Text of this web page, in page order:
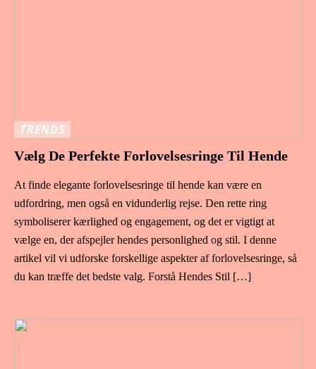
TRENDS
Vælg De Perfekte Forlovelsesringe Til Hende
At finde elegante forlovelsesringe til hende kan være en
udfordring, men også en vidunderlig rejse. Den rette ring
symboliserer kærlighed og engagement, og det er vigtigt at
vælge en, der afspejler hendes personlighed og stil. I denne
artikel vil vi udforske forskellige aspekter af forlovelsesringe, så
du kan træffe det bedste valg. Forstå Hendes Stil […]